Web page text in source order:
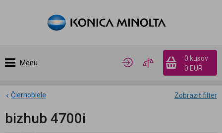
Menu
0 kusov
0 EUR
Zobraziť filter
Čiernobiele
bizhub 4700i